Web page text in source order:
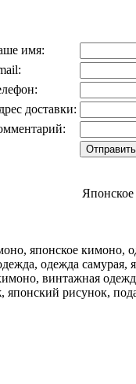
имя:
доставки:
японское кимоно,
одежда самурая,
винтажная
японский рисунок,